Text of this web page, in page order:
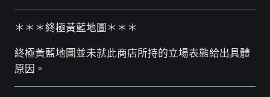
＊＊＊終極黃藍地圖＊＊＊
終極黃藍地圖並未就此商店所持的立場表態給出具體
原因。